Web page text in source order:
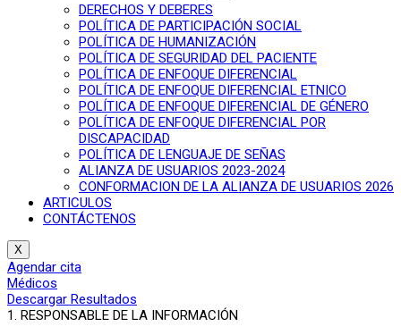
DERECHOS Y DEBERES
POLÍTICA DE PARTICIPACIÓN SOCIAL
POLÍTICA DE HUMANIZACIÓN
POLÍTICA DE SEGURIDAD DEL PACIENTE
POLÍTICA DE ENFOQUE DIFERENCIAL
POLÍTICA DE ENFOQUE DIFERENCIAL ETNICO
POLÍTICA DE ENFOQUE DIFERENCIAL DE GÉNERO
POLÍTICA DE ENFOQUE DIFERENCIAL POR
DISCAPACIDAD
POLÍTICA DE LENGUAJE DE SEÑAS
ALIANZA DE USUARIOS 2023-2024
CONFORMACION DE LA ALIANZA DE USUARIOS 2026
ARTICULOS
CONTÁCTENOS
X
Agendar cita
Médicos
Descargar Resultados
1. RESPONSABLE DE LA INFORMACIÓN